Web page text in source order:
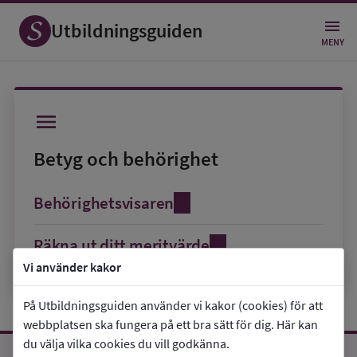
Vi använder kakor
På Utbildningsguiden använder vi kakor (cookies) för att
webbplatsen ska fungera på ett bra sätt för dig. Här kan
du välja vilka cookies du vill godkänna.
Utbildningsguiden MENY
Betyg och behörighet
Behörighetsvisaren
Räkna ut ditt meritvärde
Utbildningsguiden